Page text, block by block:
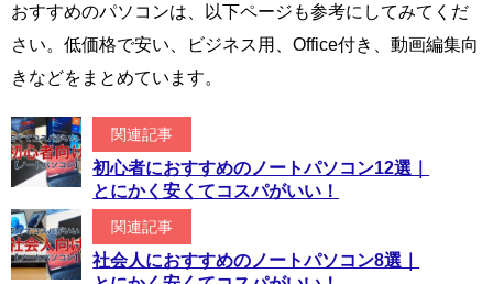
おすすめのパソコンは、以下ページも参考にしてみてくだ
さい。低価格で安い、ビジネス用、Office付き、動画編集向
きなどをまとめています。
関連記事
初心者におすすめのノートパソコン12選｜
とにかく安くてコスパがいい！
関連記事
社会人におすすめのノートパソコン8選｜